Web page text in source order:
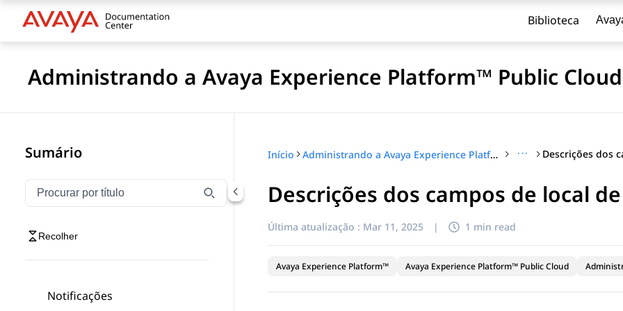
Biblioteca
Administrando a Avaya Experience Platform™ Public Cloud
Sumário
Filtrar navegação por título
Digite para filtrar itens de navegação por título
Recolher
Notificações
Início Administrando a Avaya Experience Platform™ Public Cloud ···
Descrições dos campos de local
Última atualização : Mar 11, 2025 | 1 min read
Avaya Experience Platform™ Avaya Experience Platform™ Public Cloud